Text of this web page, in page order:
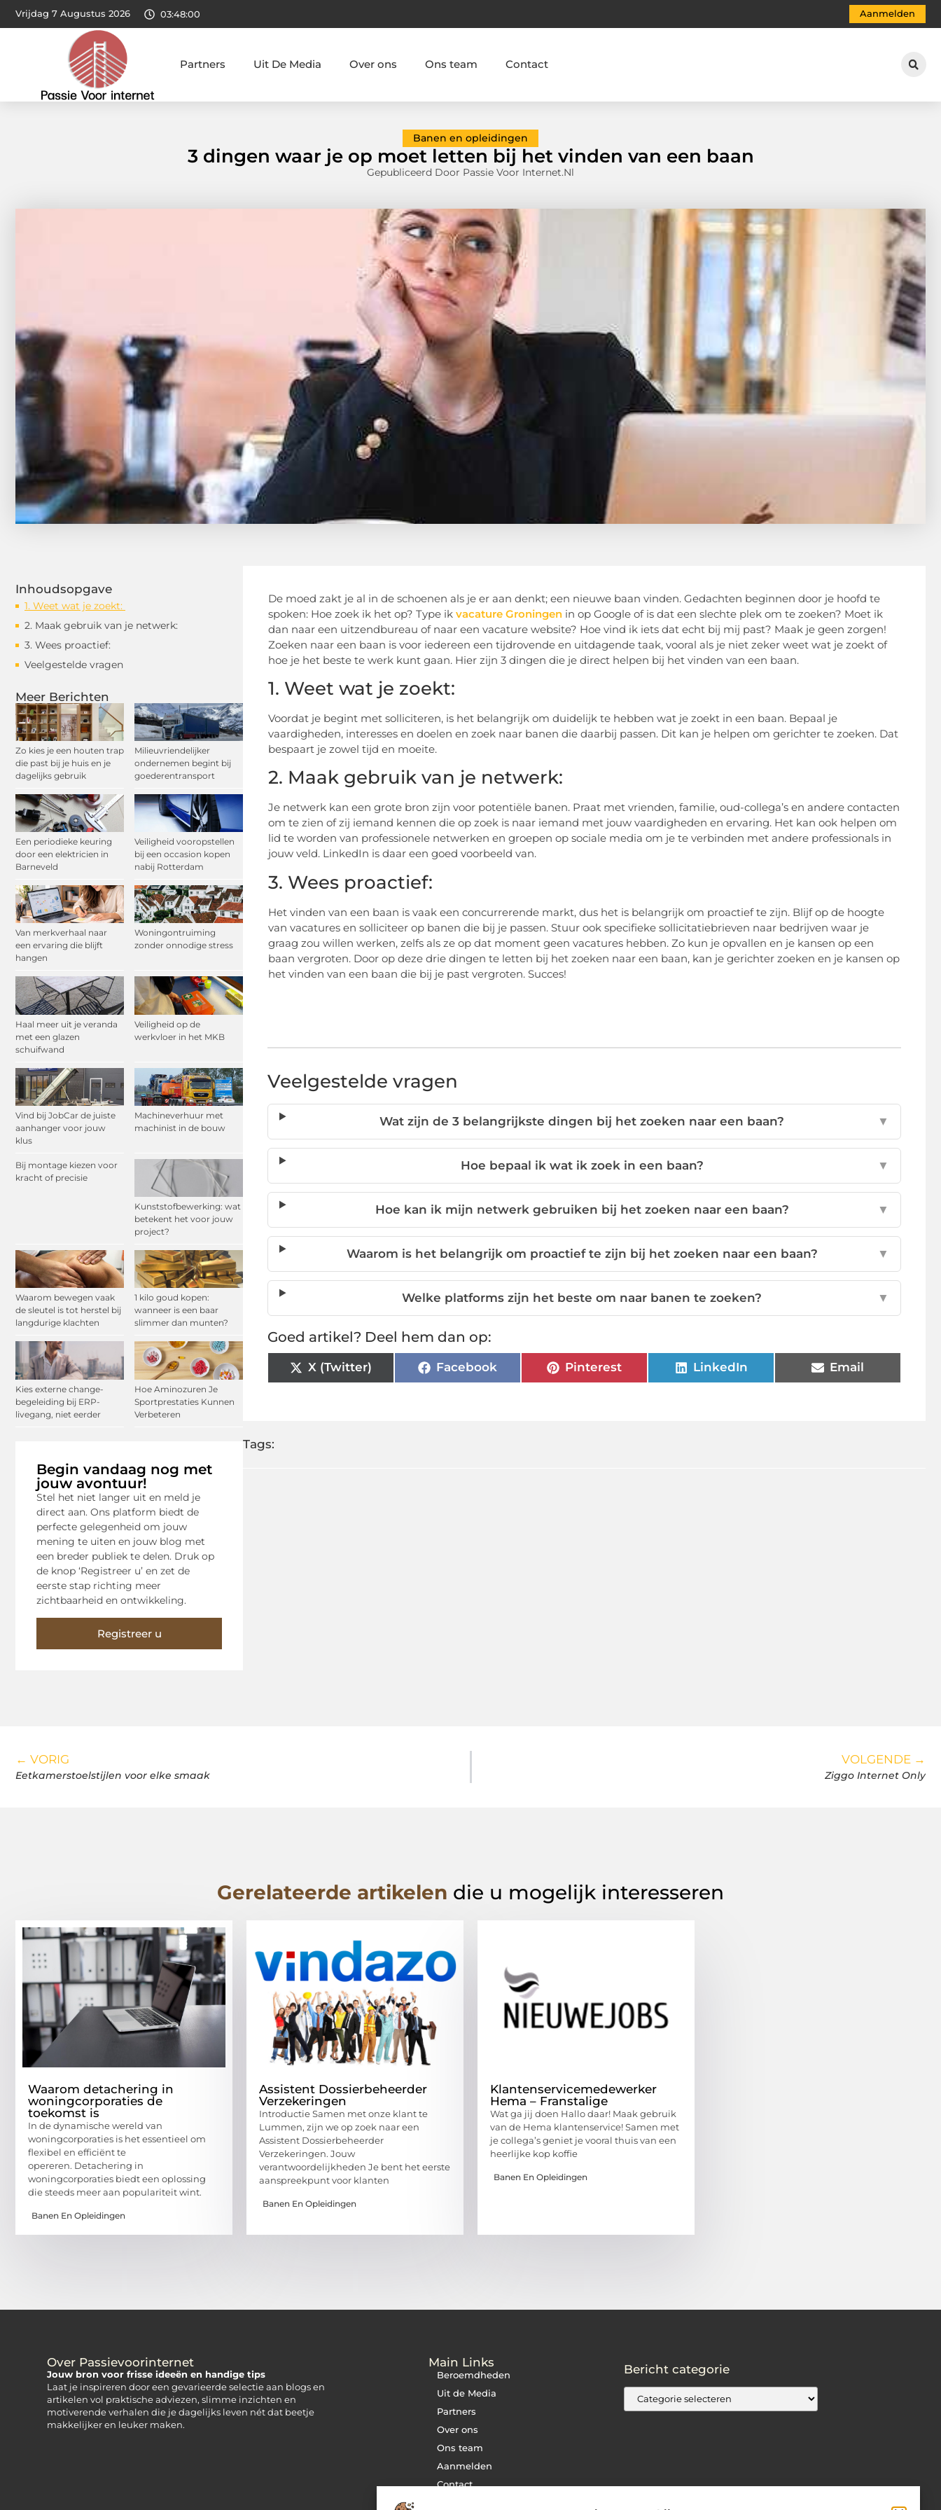
Vrijdag 7 Augustus 2026 03:48:01 Aanmelden
Partners Uit De Media Over ons Ons team Contact
Banen en opleidingen
3 dingen waar je op moet letten bij het vinden van een baan
Gepubliceerd Door Passie Voor Internet.nl
Inhoudsopgave
1. Weet wat je zoekt:
2. Maak gebruik van je netwerk:
3. Wees proactief:
Veelgestelde vragen
Meer Berichten
Zo kies je een houten trap
die past bij je huis en je
dagelijks gebruik
Milieuvriendelijker
ondernemen begint bij
goederentransport
Een periodieke keuring
door een elektricien in
Barneveld
Veiligheid vooropstellen
bij een occasion kopen
nabij Rotterdam
Van merkverhaal naar
een ervaring die blijft
hangen
Woningontruiming
zonder onnodige stress
Haal meer uit je veranda
met een glazen
schuifwand
Veiligheid op de
werkvloer in het MKB
Vind bij JobCar de juiste
aanhanger voor jouw
klus
Machineverhuur met
machinist in de bouw
Bij montage kiezen voor
kracht of precisie
Kunststofbewerking: wat
betekent het voor jouw
project?
Waarom bewegen vaak
de sleutel is tot herstel bij
langdurige klachten
1 kilo goud kopen:
wanneer is een baar
slimmer dan munten?
Kies externe change-
begeleiding bij ERP-
livegang, niet eerder
Hoe Aminozuren Je
Sportprestaties Kunnen
Verbeteren
Begin vandaag nog met
jouw avontuur!
Stel het niet langer uit en meld je
direct aan. Ons platform biedt de
perfecte gelegenheid om jouw
mening te uiten en jouw blog met
een breder publiek te delen. Druk op
de knop ‘Registreer u’ en zet de
eerste stap richting meer
zichtbaarheid en ontwikkeling.
Registreer u
De moed zakt je al in de schoenen als je er aan denkt; een nieuwe baan vinden. Gedachten beginnen door je hoofd te
spoken: Hoe zoek ik het op? Type ik vacature Groningen in op Google of is dat een slechte plek om te zoeken? Moet ik
dan naar een uitzendbureau of naar een vacature website? Hoe vind ik iets dat echt bij mij past? Maak je geen zorgen!
Zoeken naar een baan is voor iedereen een tijdrovende en uitdagende taak, vooral als je niet zeker weet wat je zoekt of
hoe je het beste te werk kunt gaan. Hier zijn 3 dingen die je direct helpen bij het vinden van een baan.
1. Weet wat je zoekt:
Voordat je begint met solliciteren, is het belangrijk om duidelijk te hebben wat je zoekt in een baan. Bepaal je
vaardigheden, interesses en doelen en zoek naar banen die daarbij passen. Dit kan je helpen om gerichter te zoeken. Dat
bespaart je zowel tijd en moeite.
2. Maak gebruik van je netwerk:
Je netwerk kan een grote bron zijn voor potentiële banen. Praat met vrienden, familie, oud-collega’s en andere contacten
om te zien of zij iemand kennen die op zoek is naar iemand met jouw vaardigheden en ervaring. Het kan ook helpen om
lid te worden van professionele netwerken en groepen op sociale media om je te verbinden met andere professionals in
jouw veld. LinkedIn is daar een goed voorbeeld van.
3. Wees proactief:
Het vinden van een baan is vaak een concurrerende markt, dus het is belangrijk om proactief te zijn. Blijf op de hoogte
van vacatures en solliciteer op banen die bij je passen. Stuur ook specifieke sollicitatiebrieven naar bedrijven waar je
graag zou willen werken, zelfs als ze op dat moment geen vacatures hebben. Zo kun je opvallen en je kansen op een
baan vergroten. Door op deze drie dingen te letten bij het zoeken naar een baan, kan je gerichter zoeken en je kansen op
het vinden van een baan die bij je past vergroten. Succes!
Veelgestelde vragen
Wat zijn de 3 belangrijkste dingen bij het zoeken naar een baan? ▼
Hoe bepaal ik wat ik zoek in een baan? ▼
Hoe kan ik mijn netwerk gebruiken bij het zoeken naar een baan? ▼
Waarom is het belangrijk om proactief te zijn bij het zoeken naar een baan? ▼
Welke platforms zijn het beste om naar banen te zoeken? ▼
Goed artikel? Deel hem dan op:
X (Twitter) Facebook Pinterest LinkedIn Email
Tags:
← VORIG
Eetkamerstoelstijlen voor elke smaak
VOLGENDE →
Ziggo Internet Only
Gerelateerde artikelen die u mogelijk interesseren
Waarom detachering in
woningcorporaties de
toekomst is
In de dynamische wereld van
woningcorporaties is het essentieel om
flexibel en efficiënt te
opereren. Detachering in
woningcorporaties biedt een oplossing
die steeds meer aan populariteit wint.
Banen En Opleidingen
Assistent Dossierbeheerder
Verzekeringen
Introductie Samen met onze klant te
Lummen, zijn we op zoek naar een
Assistent Dossierbeheerder
Verzekeringen. Jouw
verantwoordelijkheden Je bent het eerste
aanspreekpunt voor klanten
Banen En Opleidingen
Klantenservicemedewerker
Hema – Franstalige
Wat ga jij doen Hallo daar! Maak gebruik
van de Hema klantenservice! Samen met
je collega’s geniet je vooral thuis van een
heerlijke kop koffie
Banen En Opleidingen
Over Passievoorinternet
Jouw bron voor frisse ideeën en handige tips
Laat je inspireren door een gevarieerde selectie aan blogs en
artikelen vol praktische adviezen, slimme inzichten en
motiverende verhalen die je dagelijks leven nét dat beetje
makkelijker en leuker maken.
Main Links
Beroemdheden
Uit de Media
Partners
Over ons
Ons team
Aanmelden
Contact
Bericht categorie